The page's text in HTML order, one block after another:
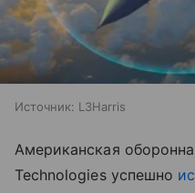
Источник: L3Harris
Американская
Technologies успешно